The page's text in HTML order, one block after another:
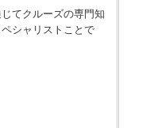
てクルーズの専門知
シャリストことで